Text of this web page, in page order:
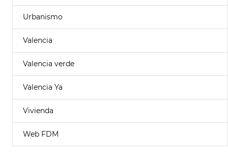
Urbanismo
Valencia
Valencia verde
Valencia Ya
Vivienda
Web FDM